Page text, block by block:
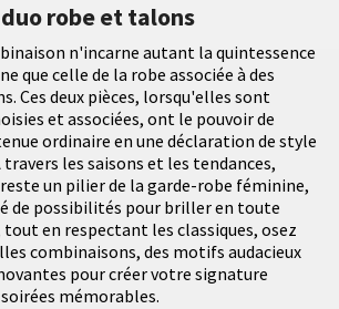
robe et talons
n'incarne autant la quintessence
que celle de la robe associée à des
Ces deux pièces, lorsqu'elles sont
et associées, ont le pouvoir de
ordinaire en une déclaration de style
les saisons et les tendances,
un pilier de la garde-robe féminine,
de possibilités pour briller en toute
tout en respectant les classiques, osez
combinaisons, des motifs audacieux
pour créer votre signature
mémorables.